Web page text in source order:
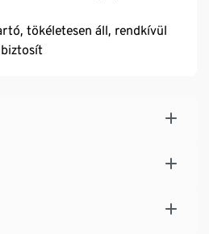
tökéletesen áll, rendkívül